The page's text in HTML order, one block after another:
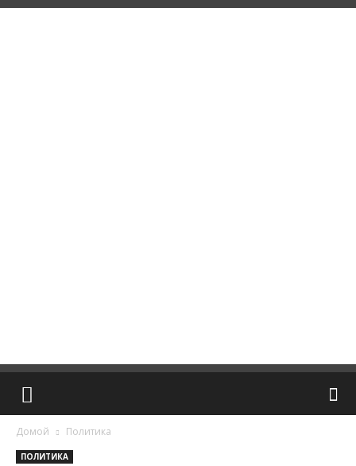
Домой Политика
ПОЛИТИКА